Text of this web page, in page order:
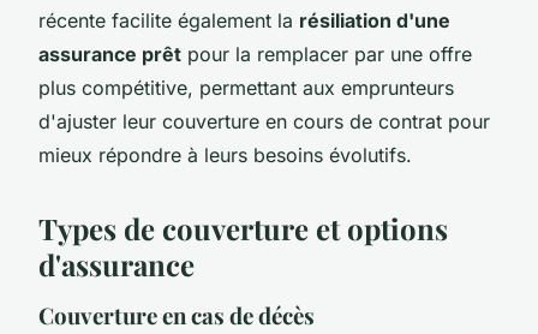
récente facilite également la résiliation d'une
assurance prêt pour la remplacer par une offre
plus compétitive, permettant aux emprunteurs
d'ajuster leur couverture en cours de contrat pour
mieux répondre à leurs besoins évolutifs.
Types de couverture et options
d'assurance
Couverture en cas de décès